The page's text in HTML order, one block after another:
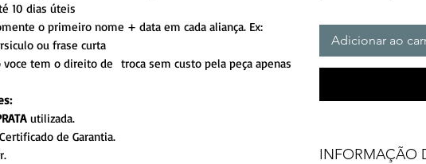
10 dias úteis
o primeiro nome + data em cada aliança. Ex:
ou frase curta
voce tem o direito de troca sem custo pela peça apenas
utilizada.
de Garantia.
Adicionar ao
INFORMAÇÃO